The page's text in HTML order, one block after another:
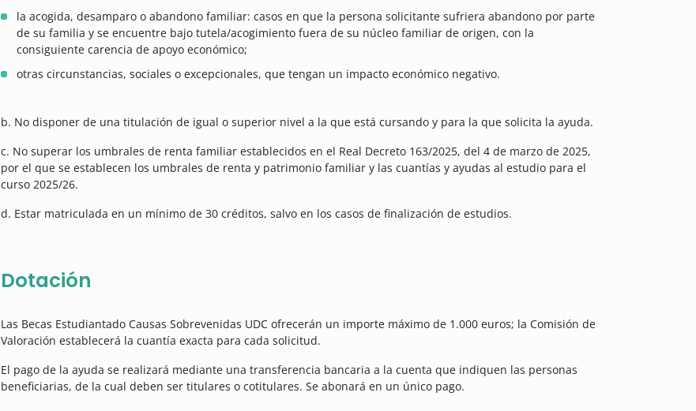
la acogida, desamparo o abandono familiar: casos en que la persona solicitante sufriera abandono por parte
de su familia y se encuentre bajo tutela/acogimiento fuera de su núcleo familiar de origen, con la
consiguiente carencia de apoyo económico;
otras circunstancias, sociales o excepcionales, que tengan un impacto económico negativo.
b. No disponer de una titulación de igual o superior nivel a la que está cursando y para la que solicita la ayuda.
c. No superar los umbrales de renta familiar establecidos en el Real Decreto 163/2025, del 4 de marzo de 2025,
por el que se establecen los umbrales de renta y patrimonio familiar y las cuantías y ayudas al estudio para el
curso 2025/26.
d. Estar matriculada en un mínimo de 30 créditos, salvo en los casos de finalización de estudios.
Dotación
Las Becas Estudiantado Causas Sobrevenidas UDC ofrecerán un importe máximo de 1.000 euros; la Comisión de
Valoración establecerá la cuantía exacta para cada solicitud.
El pago de la ayuda se realizará mediante una transferencia bancaria a la cuenta que indiquen las personas
beneficiarias, de la cual deben ser titulares o cotitulares. Se abonará en un único pago.